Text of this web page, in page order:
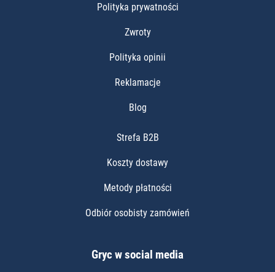
Polityka prywatności
Zwroty
Polityka opinii
Reklamacje
Blog
Strefa B2B
Koszty dostawy
Metody płatności
Odbiór osobisty zamówień
Gryc w social media